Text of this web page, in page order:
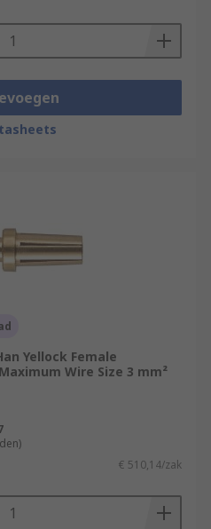
Yellock Female
Wire Size 3 mm²
€ 510,14/zak